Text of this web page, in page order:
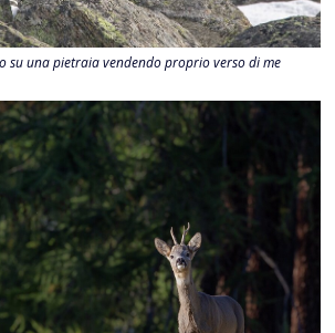
su una pietraia vendendo proprio verso di me